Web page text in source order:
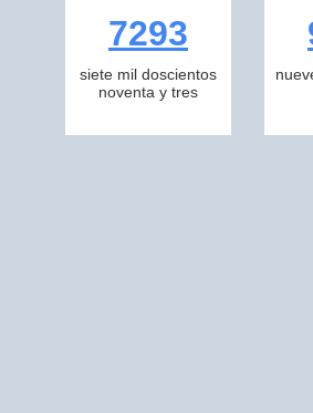
7293
siete mil doscientos
noventa y tres